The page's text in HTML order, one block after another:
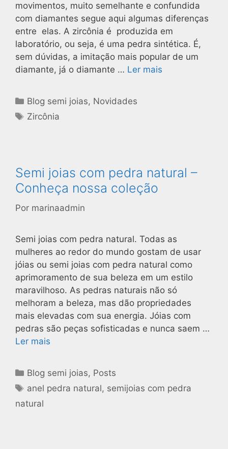
movimentos, muito semelhante e confundida
com diamantes segue aqui algumas diferenças
entre elas. A zircônia é produzida em
laboratório, ou seja, é uma pedra sintética. É,
sem dúvidas, a imitação mais popular de um
diamante, já o diamante … Ler mais
Blog semi joias, Novidades
Zircônia
Semi joias com pedra natural –
Conheça nossa coleção
Por marinaadmin
Semi joias com pedra natural. Todas as
mulheres ao redor do mundo gostam de usar
jóias ou semi joias com pedra natural como
aprimoramento de sua beleza em um estilo
maravilhoso. As pedras naturais não só
melhoram a beleza, mas dão propriedades
mais elevadas com sua energia. Jóias com
pedras são peças sofisticadas e nunca saem …
Ler mais
Blog semi joias, Posts
anel pedra natural, semijoias com pedra
natural